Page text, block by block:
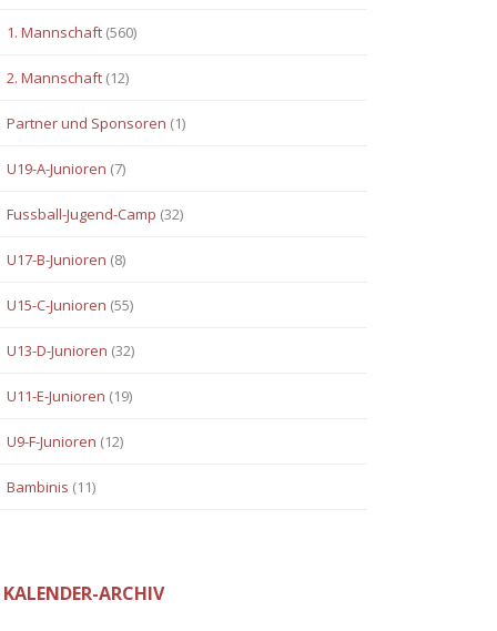
1. Mannschaft (560)
2. Mannschaft (12)
Partner und Sponsoren (1)
U19-A-Junioren (7)
Fussball-Jugend-Camp (32)
U17-B-Junioren (8)
U15-C-Junioren (55)
U13-D-Junioren (32)
U11-E-Junioren (19)
U9-F-Junioren (12)
Bambinis (11)
KALENDER-ARCHIV